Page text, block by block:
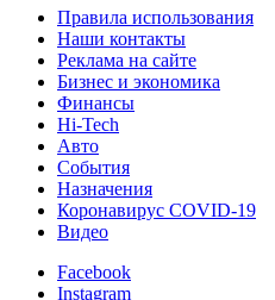
Правила использования
Наши контакты
Реклама на сайте
Бизнес и экономика
Финансы
Hi-Tech
Авто
События
Назначения
Коронавирус COVID-19
Видео
Facebook
Instagram